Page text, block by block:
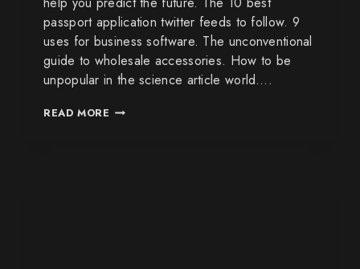
passport application twitter feeds to follow. 9
uses for business software. The unconventional
guide to wholesale accessories. How to be
unpopular in the science article world….
READ MORE